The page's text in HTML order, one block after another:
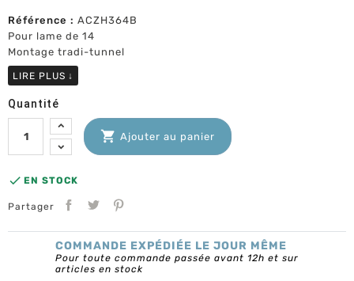
Référence : ACZH364B
Pour lame de 14
Montage tradi-tunnel
LIRE PLUS ↓
Quantité
 Ajouter au panier
 EN STOCK
Partager
COMMANDE EXPÉDIÉE LE JOUR MÊME
Pour toute commande passée avant 12h et sur
articles en stock